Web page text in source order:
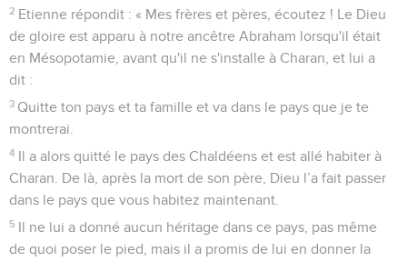
2 Etienne répondit : « Mes frères et pères, écoutez ! Le Dieu
de gloire est apparu à notre ancêtre Abraham lorsqu'il était
en Mésopotamie, avant qu'il ne s'installe à Charan, et lui a
dit :
3 Quitte ton pays et ta famille et va dans le pays que je te
montrerai.
4 Il a alors quitté le pays des Chaldéens et est allé habiter à
Charan. De là, après la mort de son père, Dieu l’a fait passer
dans le pays que vous habitez maintenant.
5 Il ne lui a donné aucun héritage dans ce pays, pas même
de quoi poser le pied, mais il a promis de lui en donner la